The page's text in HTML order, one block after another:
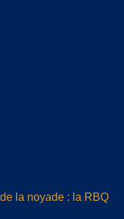
la noyade : la RBQ